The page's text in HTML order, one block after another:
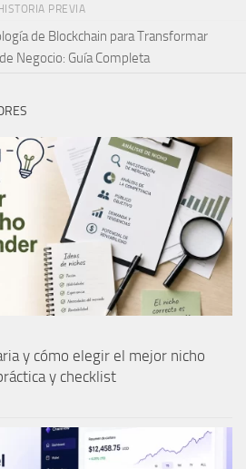
PREVIA
de Blockchain para Transformar
Negocio: Guía Completa
y cómo elegir el mejor nicho
y checklist